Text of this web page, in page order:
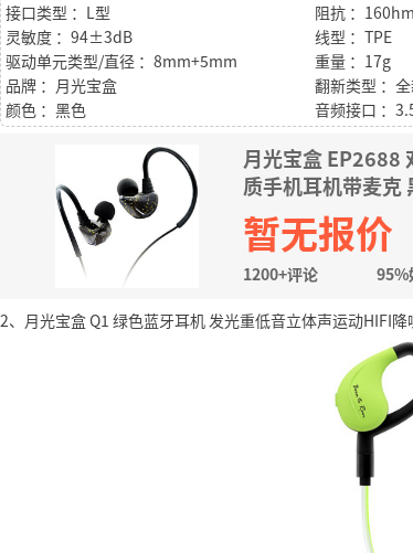
接口类型 ：L型
阻抗 ：
灵敏度 ：94±3dB
线型 ：TPE
驱动单元类型/直径 ：8mm+5mm
重量 ：17g
品牌 ：月光宝盒
翻新类型 ：
颜色 ：黑色
音频接口 ：
月光宝盒 EP2688
质手机耳机带麦克
暂无报价
1200+评论 95%
2、月光宝盒 Q1 绿色蓝牙耳机 发光重低音立体声运动HIFI